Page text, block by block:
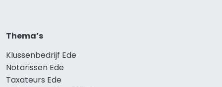
Thema’s
Klussenbedrijf Ede
Notarissen Ede
Taxateurs Ede